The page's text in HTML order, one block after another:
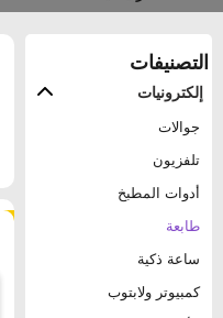
التصنيفات
إلكترونيات
جوالات
تلفزيون
أدوات المطبخ
طابعة
ساعة ذكية
كمبيوتر ولابتوب